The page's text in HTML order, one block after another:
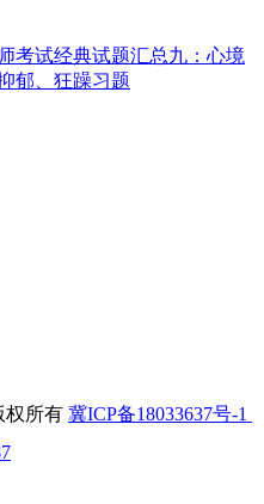
考试经典试题汇总九：心境
郁、狂躁习题
权所有 冀ICP备18033637号-1